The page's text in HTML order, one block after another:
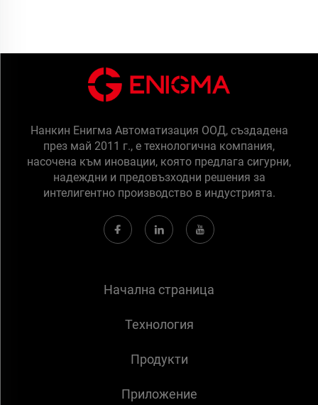
Нанкин Енигма Автоматизация ООД, създадена
през май 2011 г., е технологична компания,
насочена към иновации, която предлага сигурни,
надеждни и предовъзходни решения за
интелигентно производство в индустрията.
Начална страница
Технология
Продукти
Приложение